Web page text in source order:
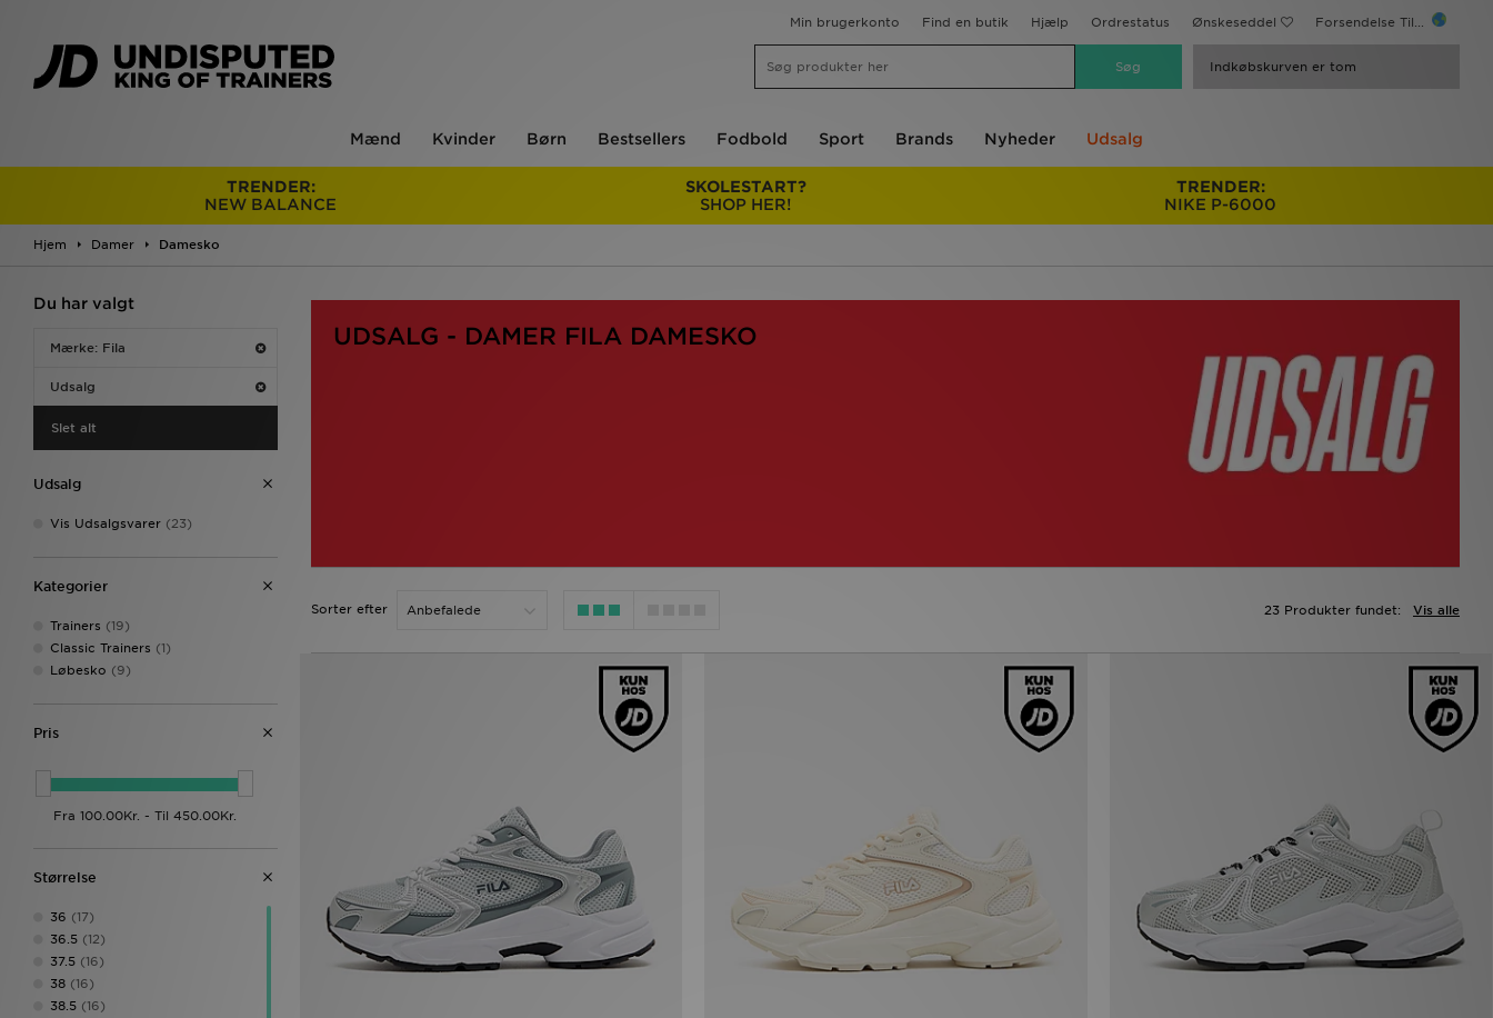
Min brugerkonto Find en butik Hjælp Ordrestatus Ønskeseddel Forsendelse Til...
Indkøbskurven er tom
Mænd Kvinder Børn Bestsellers Fodbold Sport Brands Nyheder Udsalg
TRENDER:
NEW BALANCE
SKOLESTART?
SHOP HER!
TRENDER:
NIKE P-6000
Hjem Damer Damesko
Du har valgt
Mærke: Fila
Udsalg
Slet alt
Udsalg
Vis Udsalgsvarer (23)
Kategorier
Trainers (19)
Classic Trainers (1)
Løbesko (9)
Pris
Størrelse
36 (17)
36.5 (12)
37.5 (16)
38 (16)
38.5 (16)
UDSALG - DAMER FILA DAMESKO
Sorter efter Vis alle
23 Produkter fundet: